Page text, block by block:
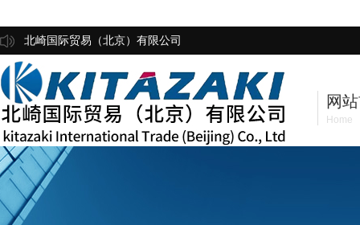
北崎国际贸易（北京）有限公司
网
Home